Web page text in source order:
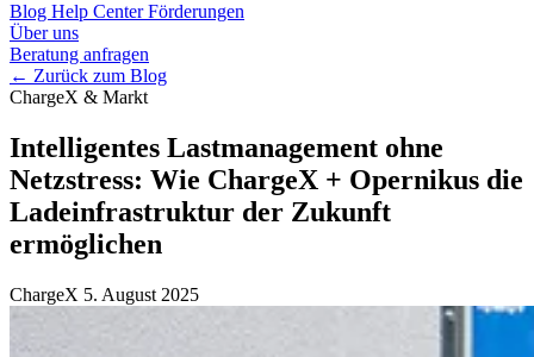
Blog Help CenterFörderungen
Über uns
Beratung anfragen
← Zurück zum Blog
ChargeX & Markt
Intelligentes Lastmanagement ohne
Netzstress: Wie ChargeX + Opernikus die
Ladeinfrastruktur der Zukunft
ermöglichen
ChargeX 5. August 2025